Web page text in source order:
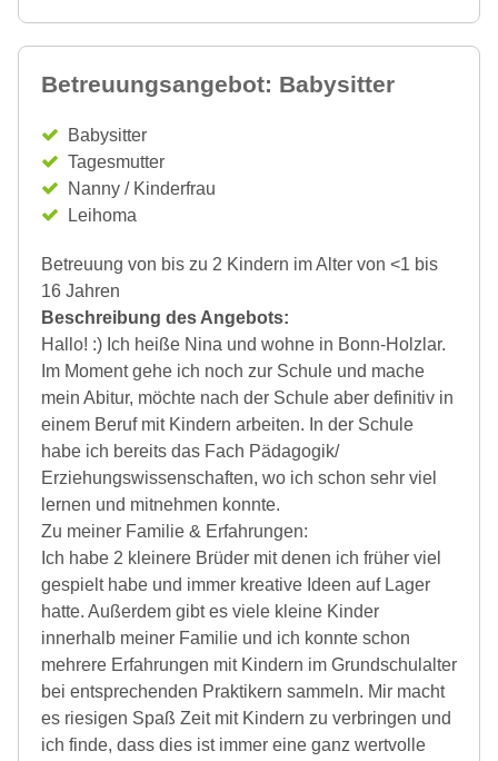
Betreuungsangebot: Babysitter
Babysitter
Tagesmutter
Nanny / Kinderfrau
Leihoma
Betreuung von bis zu 2 Kindern im Alter von <1 bis
16 Jahren
Beschreibung des Angebots:
Hallo! :) Ich heiße Nina und wohne in Bonn-Holzlar.
Im Moment gehe ich noch zur Schule und mache
mein Abitur, möchte nach der Schule aber definitiv in
einem Beruf mit Kindern arbeiten. In der Schule
habe ich bereits das Fach Pädagogik/
Erziehungswissenschaften, wo ich schon sehr viel
lernen und mitnehmen konnte.
Zu meiner Familie & Erfahrungen:
Ich habe 2 kleinere Brüder mit denen ich früher viel
gespielt habe und immer kreative Ideen auf Lager
hatte. Außerdem gibt es viele kleine Kinder
innerhalb meiner Familie und ich konnte schon
mehrere Erfahrungen mit Kindern im Grundschulalter
bei entsprechenden Praktikern sammeln. Mir macht
es riesigen Spaß Zeit mit Kindern zu verbringen und
ich finde, dass dies ist immer eine ganz wertvolle